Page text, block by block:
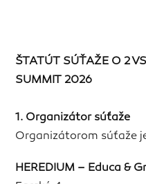
ŠTATÚT SÚŤAŽE O 2
SUMMIT 2026
1. Organizátor súťaže
Organizátorom súťaže
HEREDIUM – Educa &